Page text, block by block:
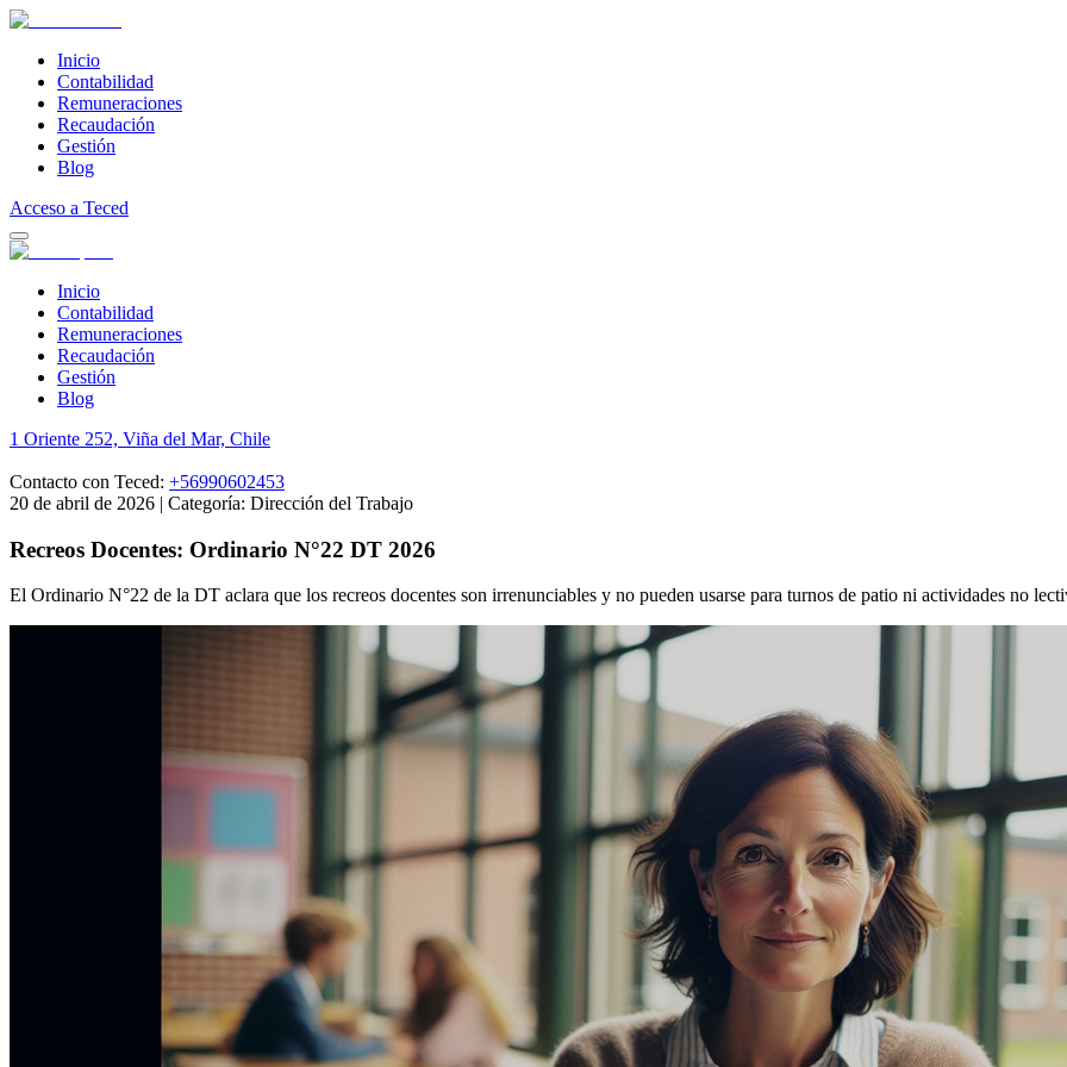
Inicio
Contabilidad
Remuneraciones
Recaudación
Gestión
Blog
Acceso a Teced
Inicio
Contabilidad
Remuneraciones
Recaudación
Gestión
Blog
1 Oriente 252, Viña del Mar, Chile
Contacto con Teced: +56990602453
20 de abril de 2026 | Categoría: Dirección del Trabajo
Recreos Docentes: Ordinario N°22 DT 2026
El Ordinario N°22 de la DT aclara que los recreos docentes son irrenunciables y no pueden usarse para turnos de patio ni actividades no